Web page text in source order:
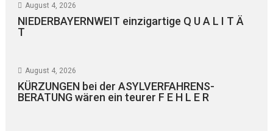
August 4, 2026
NIEDERBAYERNWEIT einzigartige Q U A L I T Ä
T
August 4, 2026
KÜRZUNGEN bei der ASYLVERFAHRENS-
BERATUNG wären ein teurer F E H L E R